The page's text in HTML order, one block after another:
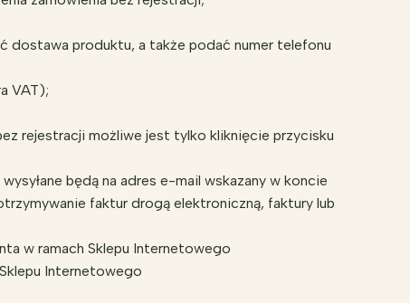
dostawa produktu, a także podać numer telefonu
VAT);
rejestracji możliwe jest tylko kliknięcie przycisku
będą na adres e-mail wskazany w koncie
faktur drogą elektroniczną, faktury lub
w ramach Sklepu Internetowego
Internetowego